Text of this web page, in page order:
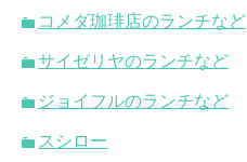
コメダ珈琲店のランチなど
サイゼリヤのランチなど
ジョイフルのランチなど
スシロー